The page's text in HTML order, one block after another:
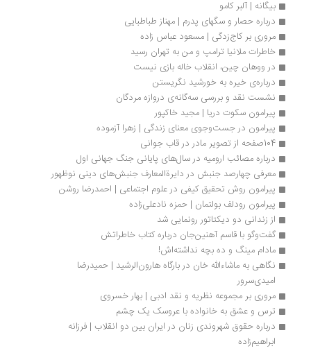
بیگانه | آلبر کامو
درباره حصار و سگهای پدرم | مهناز طباطبایی
مروری بر کاج‌زدگی | مسعود عباس زاده
خاطرات ملانیا ترامپ و من به تهران رسید
در ووهان چین، انقلاب خاله بازی نیست
درباره‌ی خیره به خورشید نگریستن
نشست نقد و بررسی سه‌گانه‌ی دروازه مردگان
پیرامون سکوت دریا | مجید خاکپور
پیرامون در جست‌وجوی معنای زندگی | زهرا آزموده
درباره مصائب ارومیه در سال‌های پایانی جنگ جهانی اول
معرفی چهارصد جنبش در دایرةالمعارف جنبش‌های دینی نوظهور
پیرامون روش تحقیق کیفی در علوم اجتماعی | احمدرضا روشن
پیرامون رودلف بولتمان | حمزه نادعلی‌زاده
از زندانی دو دیکتاتور رونمایی شد
گفت‌وگو با قاسم آهنین‌جان درباره کتاب خاطراتش
مادام مینگ و ده بچه نداشته‌اش!
نگاهی به ماشاءالله خان در بارگاه هارون‌الرشید | حمیدرضا
امیدی‌سرور
مروری بر مجموعه نظریه و نقد ادبی | بهار خسروی
ترس و عشق به خانواده با عروسک یک چشم
درباره حقوق شهروندی زنان در ایران بین دو انقلاب | فرزانه
ابراهیم‌زاده